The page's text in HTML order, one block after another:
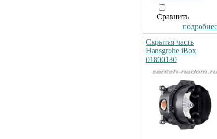
Сравнить
Скрытая часть
Hansgrohe iBox
01800180